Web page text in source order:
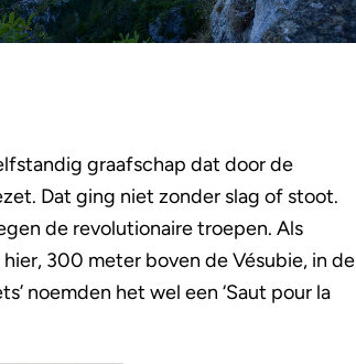
graafschap dat door de
Dat ging niet zonder slag of stoot.
de revolutionaire troepen. Als
300 meter boven de Vésubie, in de
noemden het wel een ‘Saut pour la